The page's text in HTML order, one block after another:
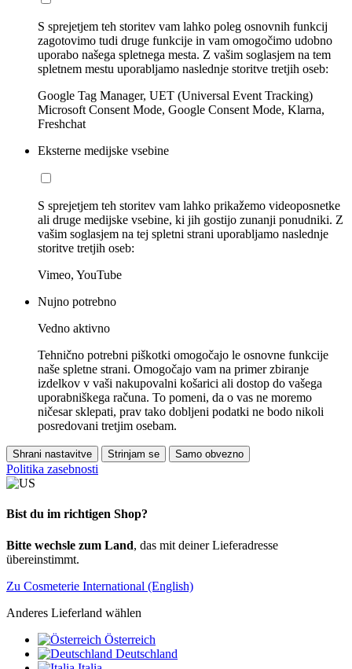
S sprejetjem teh storitev vam lahko poleg osnovnih funkcij
zagotovimo tudi druge funkcije in vam omogočimo udobno
uporabo našega spletnega mesta. Z vašim soglasjem na tem
spletnem mestu uporabljamo naslednje storitve tretjih oseb:
Google Tag Manager, UET (Universal Event Tracking)
Microsoft Consent Mode, Google Consent Mode, Klarna,
Freshchat
Eksterne medijske vsebine
S sprejetjem teh storitev vam lahko prikažemo videoposnetke
ali druge medijske vsebine, ki jih gostijo zunanji ponudniki. Z
vašim soglasjem na tej spletni strani uporabljamo naslednje
storitve tretjih oseb:
Vimeo, YouTube
Nujno potrebno
Vedno aktivno
Tehnično potrebni piškotki omogočajo le osnovne funkcije
naše spletne strani. Omogočajo vam na primer zbiranje
izdelkov v vaši nakupovalni košarici ali dostop do vašega
uporabniškega računa. To pomeni, da o vas ne moremo
ničesar sklepati, prav tako dobljeni podatki ne bodo nikoli
posredovani tretjim osebam.
Shrani nastavitve Strinjam se Samo obvezno
Politika zasebnosti
Bist du im richtigen Shop?
Bitte wechsle zum Land, das mit deiner Lieferadresse
übereinstimmt.
Zu Cosmeterie International (English)
Anderes Lieferland wählen
Österreich
Deutschland